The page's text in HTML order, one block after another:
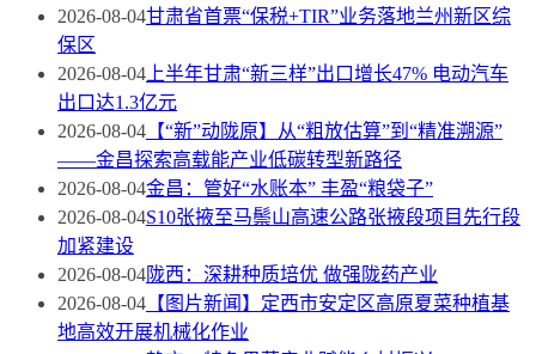
2026-08-04甘肃省首票“保税+TIR”业务落地兰州新区综
保区
2026-08-04上半年甘肃“新三样”出口增长47% 电动汽车
出口达1.3亿元
2026-08-04 【“新”动陇原】从“粗放估算”到“精准溯源”
——金昌探索高载能产业低碳转型新路径
2026-08-04金昌：管好“水账本” 丰盈“粮袋子”
2026-08-04S10张掖至马鬃山高速公路张掖段项目先行段
加紧建设
2026-08-04陇西：深耕种质培优 做强陇药产业
2026-08-04 【图片新闻】定西市安定区高原夏菜种植基
地高效开展机械化作业